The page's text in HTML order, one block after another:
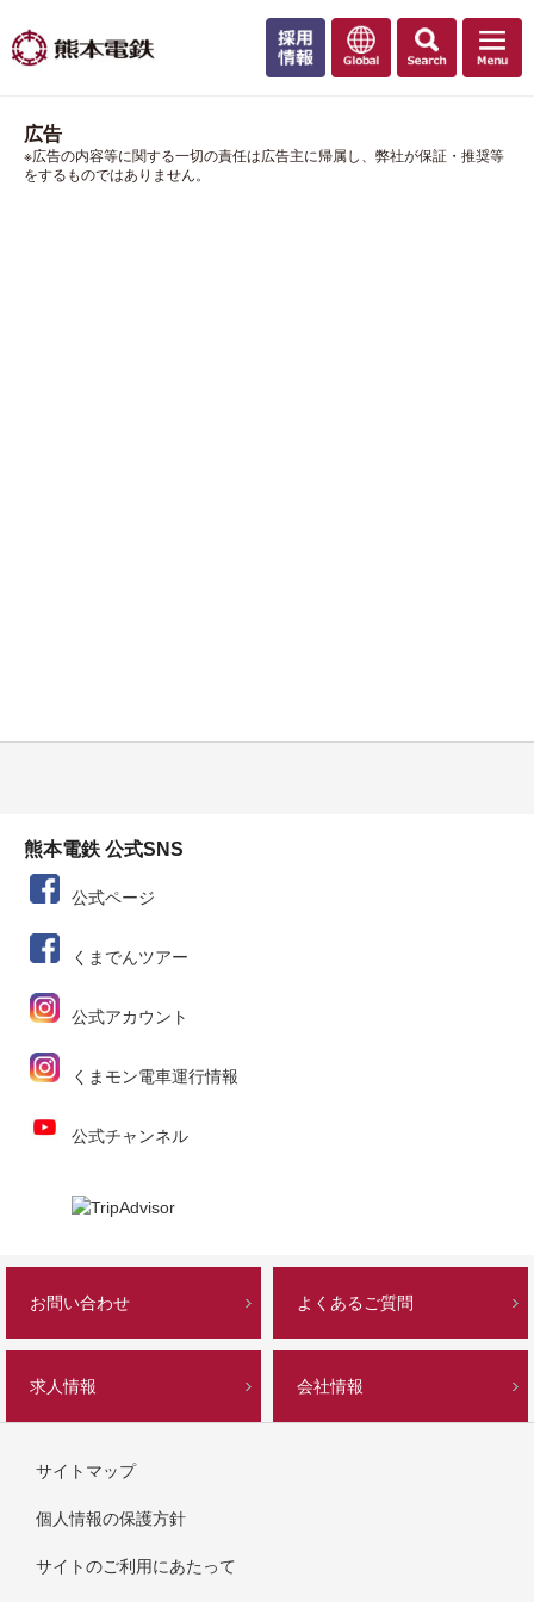
広告
※広告の内容等に関する一切の責任は広告主に帰属し、弊社が保証・推奨等
をするものではありません。
熊本電鉄 公式SNS
公式ページ
くまでんツアー
公式アカウント
くまモン電車運行情報
公式チャンネル
お問い合わせ よくあるご質問
求人情報 会社情報
サイトマップ
個人情報の保護方針
サイトのご利用にあたって